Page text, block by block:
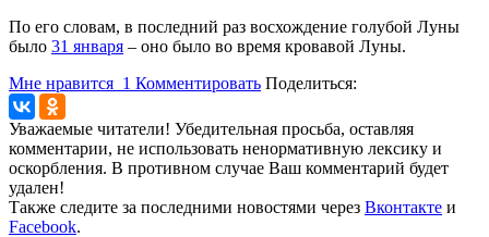
По его словам, в последний раз восхождение голубой Луны
было 31 января – оно было во время кровавой Луны.
Мне нравится 1 Комментировать Поделиться:
Уважаемые читатели! Убедительная просьба, оставляя
комментарии, не использовать ненормативную лексику и
оскорбления. В противном случае Ваш комментарий будет
удален!
Также следите за последними новостями через Вконтакте и
Facebook.